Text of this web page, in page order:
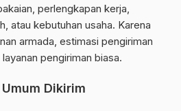
perlengkapan kerja,
atau kebutuhan usaha. Karena
armada, estimasi pengiriman
pengiriman biasa.
Dikirim